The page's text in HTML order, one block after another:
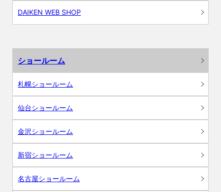
DAIKEN WEB SHOP
ショールーム
札幌ショールーム
仙台ショールーム
金沢ショールーム
新宿ショールーム
名古屋ショールーム